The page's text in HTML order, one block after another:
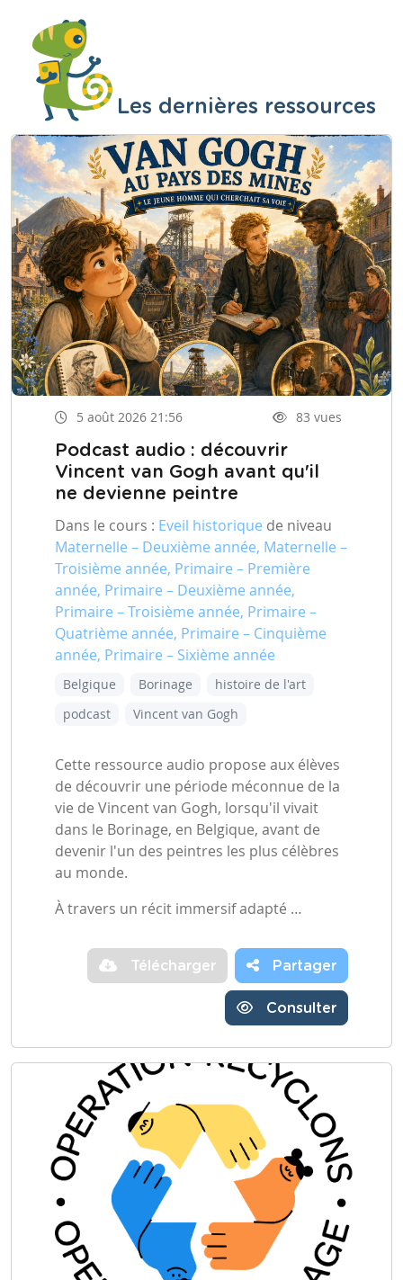
Les dernières ressources
5 août 2026 21:56 83 vues
Podcast audio : découvrir
Vincent van Gogh avant qu'il
ne devienne peintre
Dans le cours : Eveil historique de niveau
Maternelle – Deuxième année, Maternelle –
Troisième année, Primaire – Première
année, Primaire – Deuxième année,
Primaire – Troisième année, Primaire –
Quatrième année, Primaire – Cinquième
année, Primaire – Sixième année
Belgique Borinage
histoire de l'art
podcast
Vincent van Gogh
Cette ressource audio propose aux élèves
de découvrir une période méconnue de la
vie de Vincent van Gogh, lorsqu'il vivait
dans le Borinage, en Belgique, avant de
devenir l'un des peintres les plus célèbres
au monde.
À travers un récit immersif adapté …
Télécharger Partager
Consulter